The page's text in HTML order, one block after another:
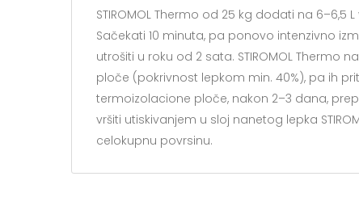
STIROMOL Thermo od 25 kg dodati na
Sačekati 10 minuta, pa ponovo intenzivno
utrošiti u roku od 2 sata. STIROMOL
ploče (pokrivnost lepkom min. 40%), pa ih
termoizolacione ploče, nakon 2–3 dana,
vršiti utiskivanjem u sloj nanetog lepka
celokupnu povrsinu.